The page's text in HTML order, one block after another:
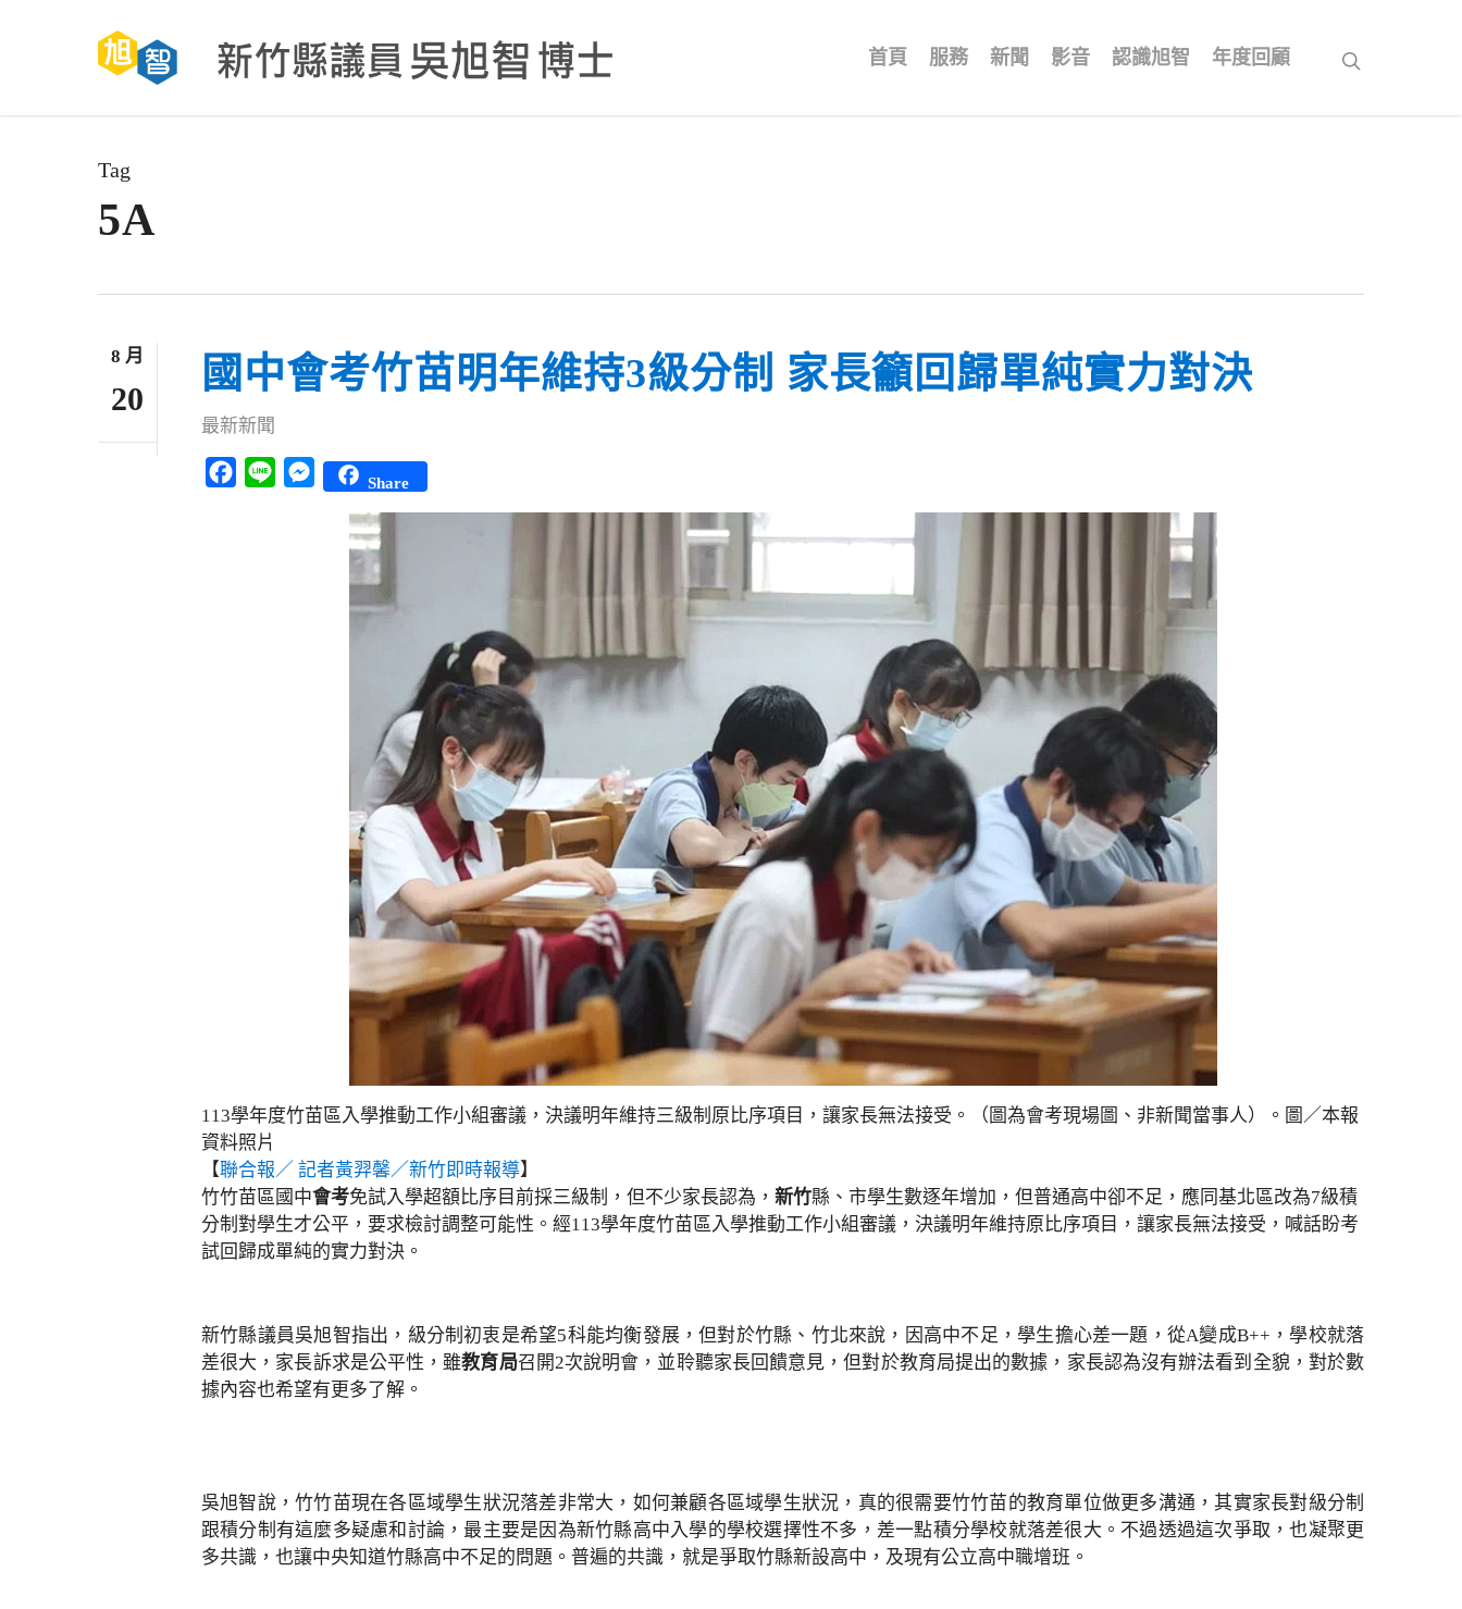
首頁 服務 新聞 影音 認識旭智 年度回顧
Tag
5A
8 月
20
國中會考竹苗明年維持3級分制 家長籲回歸單純實力對決
最新新聞
Facebook
Line Messenger
Share
113學年度竹苗區入學推動工作小組審議，決議明年維持三級制原比序項目，讓家長無法接受。（圖為會考現場圖、非新聞當事人）。圖／本報
資料照片
【聯合報／ 記者黃羿馨／新竹即時報導】
竹竹苗區國中會考免試入學超額比序目前採三級制，但不少家長認為， 新竹縣、市學生數逐年增加，但普通高中卻不足，應同基北區改為7級積
分制對學生才公平，要求檢討調整可能性。經113學年度竹苗區入學推動工作小組審議，決議明年維持原比序項目，讓家長無法接受，喊話盼考
試回歸成單純的實力對決。
新竹縣議員吳旭智指出，級分制初衷是希望5科能均衡發展，但對於竹縣、竹北來說，因高中不足，學生擔心差一題，從A變成B++，學校就落
差很大，家長訴求是公平性，雖教育局召開2次說明會，並聆聽家長回饋意見，但對於教育局提出的數據，家長認為沒有辦法看到全貌，對於數
據內容也希望有更多了解。
吳旭智說，竹竹苗現在各區域學生狀況落差非常大，如何兼顧各區域學生狀況，真的很需要竹竹苗的教育單位做更多溝通，其實家長對級分制
跟積分制有這麼多疑慮和討論，最主要是因為新竹縣高中入學的學校選擇性不多，差一點積分學校就落差很大。不過透過這次爭取，也凝聚更
多共識，也讓中央知道竹縣高中不足的問題。普遍的共識，就是爭取竹縣新設高中，及現有公立高中職增班。